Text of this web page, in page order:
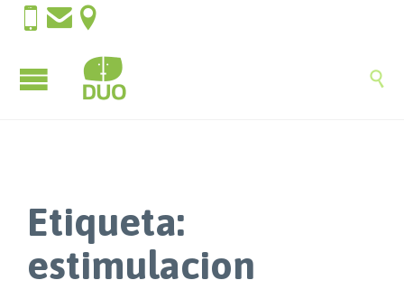
  

Etiqueta:
estimulacion